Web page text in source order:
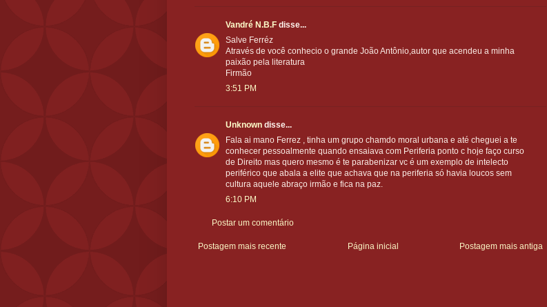
Vandré N.B.F disse...
Salve Ferréz
Através de você conhecio o grande João Antônio,autor que acendeu a minha
paixão pela literatura
Firmão
3:51 PM
Unknown disse...
Fala ai mano Ferrez , tinha um grupo chamdo moral urbana e até cheguei a te
conhecer pessoalmente quando ensaiava com Periferia ponto c hoje faço curso
de Direito mas quero mesmo é te parabenizar vc é um exemplo de intelecto
periférico que abala a elite que achava que na periferia só havia loucos sem
cultura aquele abraço irmão e fica na paz.
6:10 PM
Postar um comentário
Postagem mais recente Postagem mais antiga
Página inicial